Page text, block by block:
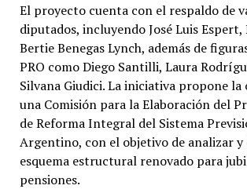
El proyecto cuenta con el respaldo de
diputados, incluyendo José Luis Espert,
Bertie Benegas Lynch, además de
PRO como Diego Santilli, Laura
Silvana Giudici. La iniciativa propone la
una Comisión para la Elaboración del
de Reforma Integral del Sistema
Argentino, con el objetivo de analizar
esquema estructural renovado para
pensiones.